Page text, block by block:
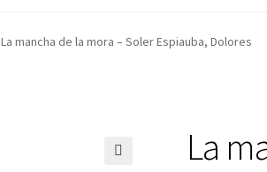
La mancha de la mora – Soler Espiauba, Dolores
La